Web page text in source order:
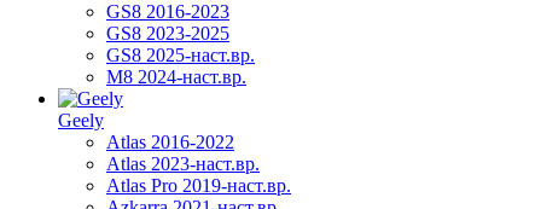
GS8 2016-2023
GS8 2023-2025
GS8 2025-наст.вр.
M8 2024-наст.вр.
Geely
Atlas 2016-2022
Atlas 2023-наст.вр.
Atlas Pro 2019-наст.вр.